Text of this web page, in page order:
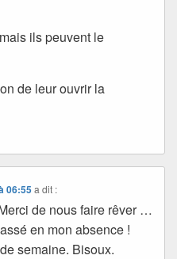
ils peuvent le
de leur ouvrir la
06:55 a dit :
de nous faire rêver …
en mon absence !
semaine. Bisoux.